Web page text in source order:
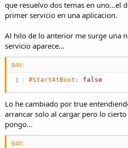
que resuelvo dos temas en uno...el
primer servicio en una aplicacion.
Al hilo de lo anterior me surge una
servicio aparece...
B4X:
#StartAtBoot: false
Lo he cambiado por true
arrancar solo al cargar pero lo
pongo...
B4X: